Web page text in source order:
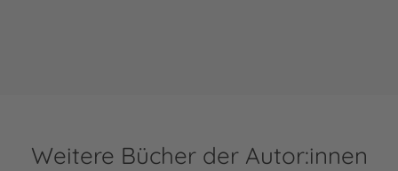
Weitere Bücher der Autor:innen